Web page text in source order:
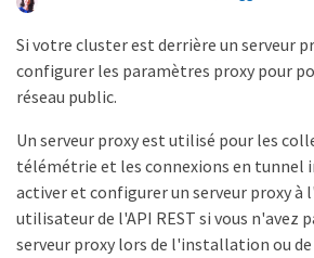
Si votre cluster est derrière un serveur
configurer les paramètres proxy pour
réseau public.
Un serveur proxy est utilisé pour les
télémétrie et les connexions en tunnel
activer et configurer un serveur proxy à
utilisateur de l'API REST si vous n'avez
serveur proxy lors de l'installation ou de